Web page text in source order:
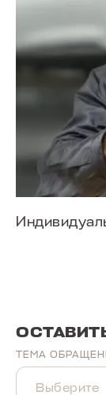
ТЕМА
Выберите